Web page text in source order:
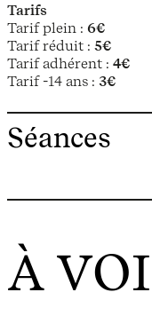
Tarifs
Tarif plein : 6€
Tarif réduit : 5€
Tarif adhérent : 4€
Tarif -14 ans : 3€
Séances
À